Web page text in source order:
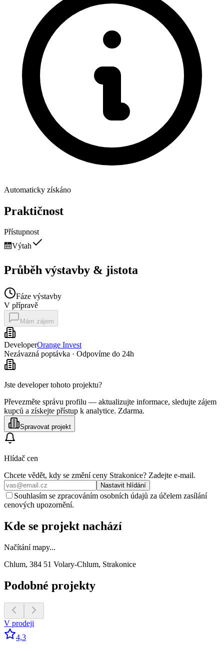
Automaticky získáno
Praktičnost
Přístupnost
🛗Výtah
Průběh výstavby & jistota
Fáze výstavby
V přípravě
Mám zájem
DeveloperOrange Invest
Nezávazná poptávka · Odpovíme do 24h
Jste developer tohoto projektu?
Převezměte správu profilu — aktualizujte informace, sledujte zájem
kupců a získejte přístup k analytice. Zdarma.
Spravovat projekt
Hlídač cen
Chcete vědět, kdy se změní ceny Strakonice? Zadejte e‑mail.
Nastavit hlídání
Souhlasím se zpracováním osobních údajů za účelem zasílání
cenových upozornění.
Kde se projekt nachází
Načítání mapy...
Chlum, 384 51 Volary-Chlum, Strakonice
Podobné projekty
V prodeji
4,3